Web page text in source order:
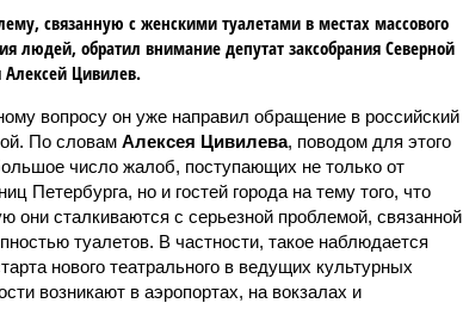
связанную с женскими туалетами в местах массового
людей, обратил внимание депутат заксобрания Северной
Алексей Цивилев.
вопросу он уже направил обращение в российский
По словам Алексея Цивилева, поводом для этого
число жалоб, поступающих не только от
Петербурга, но и гостей города на тему того, что
они сталкиваются с серьезной проблемой, связанной
туалетов. В частности, такое наблюдается
нового театрального в ведущих культурных
возникают в аэропортах, на вокзалах и